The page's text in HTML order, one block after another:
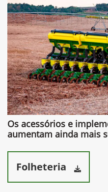
Preferência de contato:
Whatsapp Telefone
Li e aceito aPolítica de
Entrar
Versões Acessórios
Lança